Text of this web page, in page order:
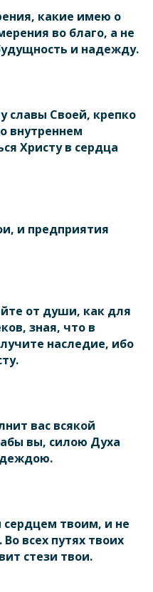
какие имею о
во благо, а не
и надежду.
славы Своей, крепко
внутреннем
Христу в сердца
и предприятия
от души, как для
зная, что в
наследие, ибо
вас всякой
вы, силою Духа
сердцем твоим, и не
всех путях твоих
стези твои.